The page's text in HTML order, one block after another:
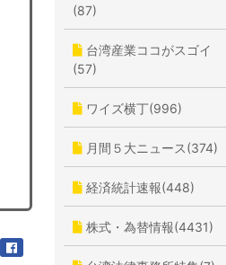
(87)
台湾産業ココがスゴイ
(57)
ワイズ横丁(996)
月間５大ニュース(374)
経済統計速報(448)
株式・為替情報(4431)